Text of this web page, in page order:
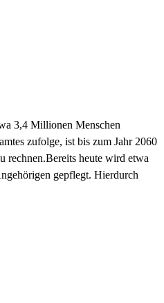
3,4 Millionen Menschen
zufolge, ist bis zum Jahr 2060
rechnen.Bereits heute wird etwa
gepflegt. Hierdurch